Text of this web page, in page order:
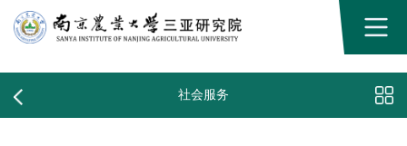
社会服务